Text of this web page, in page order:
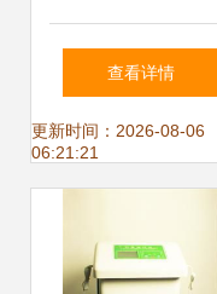
专营店的三大理由
京东健康守护，品
查看详情
更新时间：2026-08-06
06:21:21